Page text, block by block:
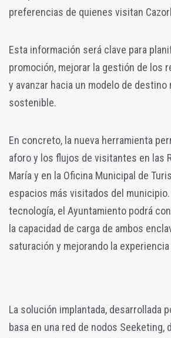
preferencias de quienes visitan
Esta información será clave para
promoción, mejorar la gestión de los
y avanzar hacia un modelo de
sostenible.
En concreto, la nueva herramienta
aforo y los flujos de visitantes en las
María y en la Oficina Municipal de
espacios más visitados del
tecnología, el Ayuntamiento podrá
la capacidad de carga de ambos
saturación y mejorando la
La solución implantada, desarrollada
basa en una red de nodos Seeketing,